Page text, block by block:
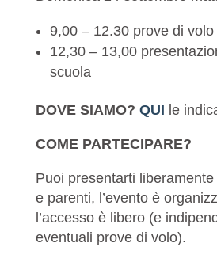
9,00 – 12.30 prove di volo
12,30 – 13,00
scuola
DOVE SIAMO? QUI le
COME PARTECIPARE?
Puoi presentarti
e parenti, l’evento è
l’accesso è libero (e
eventuali prove di volo).